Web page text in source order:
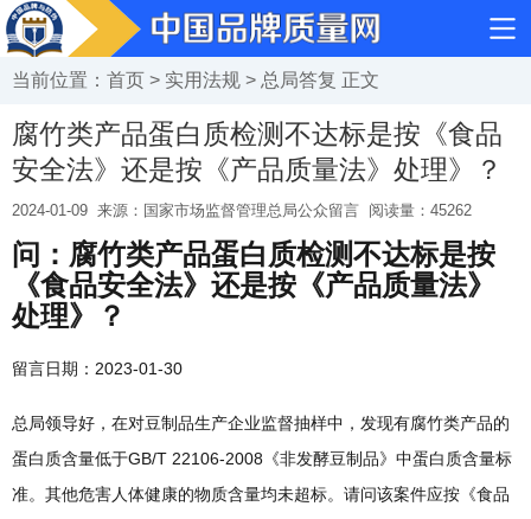
当前位置： 首页 > 实用法规 > 总局答复 正文
腐竹类产品蛋白质检测不达标是按《食品
安全法》还是按《产品质量法》处理》？
2024-01-09 来源：国家市场监督管理总局公众留言 阅读量： 45262
问：腐竹类产品蛋白质检测不达标是按
《食品安全法》还是按《产品质量法》
处理》？
留言日期：2023-01-30
总局领导好，在对豆制品生产企业监督抽样中，发现有腐竹类产品的
蛋白质含量低于GB/T 22106-2008《非发酵豆制品》中蛋白质含量标
准。其他危害人体健康的物质含量均未超标。请问该案件应按《食品